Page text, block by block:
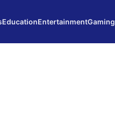
EducationEntertainmentGaming